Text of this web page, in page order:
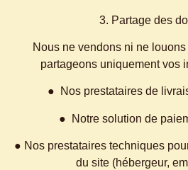
3. Partage des
Nous ne vendons ni ne
partageons uniquement vos
● Nos prestataires de
● Notre solution de
● Nos prestataires techniques
du site (hébergeur,